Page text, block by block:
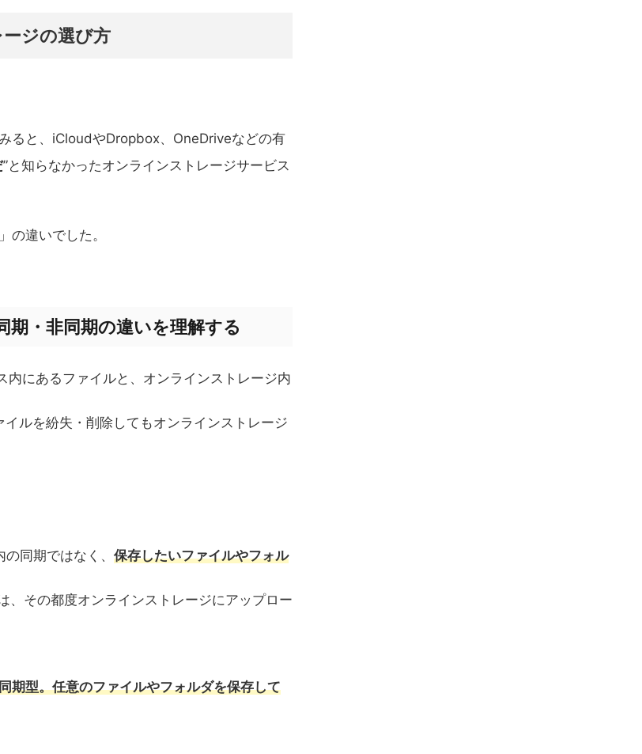
ジの選び方
ると、iCloudやDropbox、OneDriveなどの有
”と知らなかったオンラインストレージサービス
の違いでした。
・非同期の違いを理解する
内にあるファイルと、オンラインストレージ内
ルを紛失・削除してもオンラインストレージ
同期ではなく、 保存したいファイルやフォル
、その都度オンラインストレージにアップロー
期型。任意のファイルやフォルダを保存して